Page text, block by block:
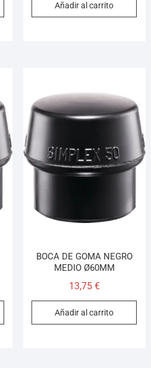
Añadir al carrito
BOCA DE GOMA NEGRO
MEDIO Ø60MM
13,75 €
Añadir al carrito